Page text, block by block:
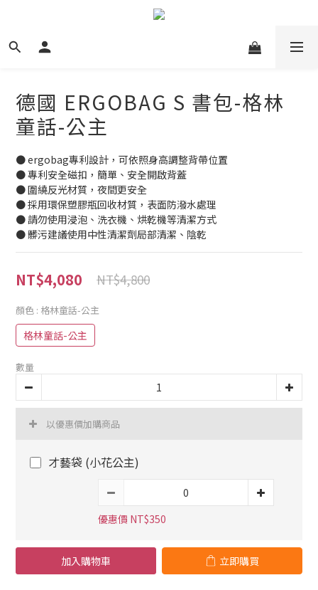
德國 ERGOBAG S 書包-格林
童話-公主
● ergobag專利設計，可依照身高調整背帶位置
● 專利安全磁扣，簡單、安全開啟背蓋
● 圍繞反光材質，夜間更安全
● 採用環保塑膠瓶回收材質，表面防潑水處理
● 請勿使用浸泡、洗衣機、烘乾機等清潔方式
● 髒污建議使用中性清潔劑局部清潔、陰乾
NT$4,080 NT$4,800
顏色 : 格林童話-公主
格林童話-公主
數量
以優惠價加購商品
才藝袋 (小花公主)
優惠價 NT$350
加入購物車 立即購買